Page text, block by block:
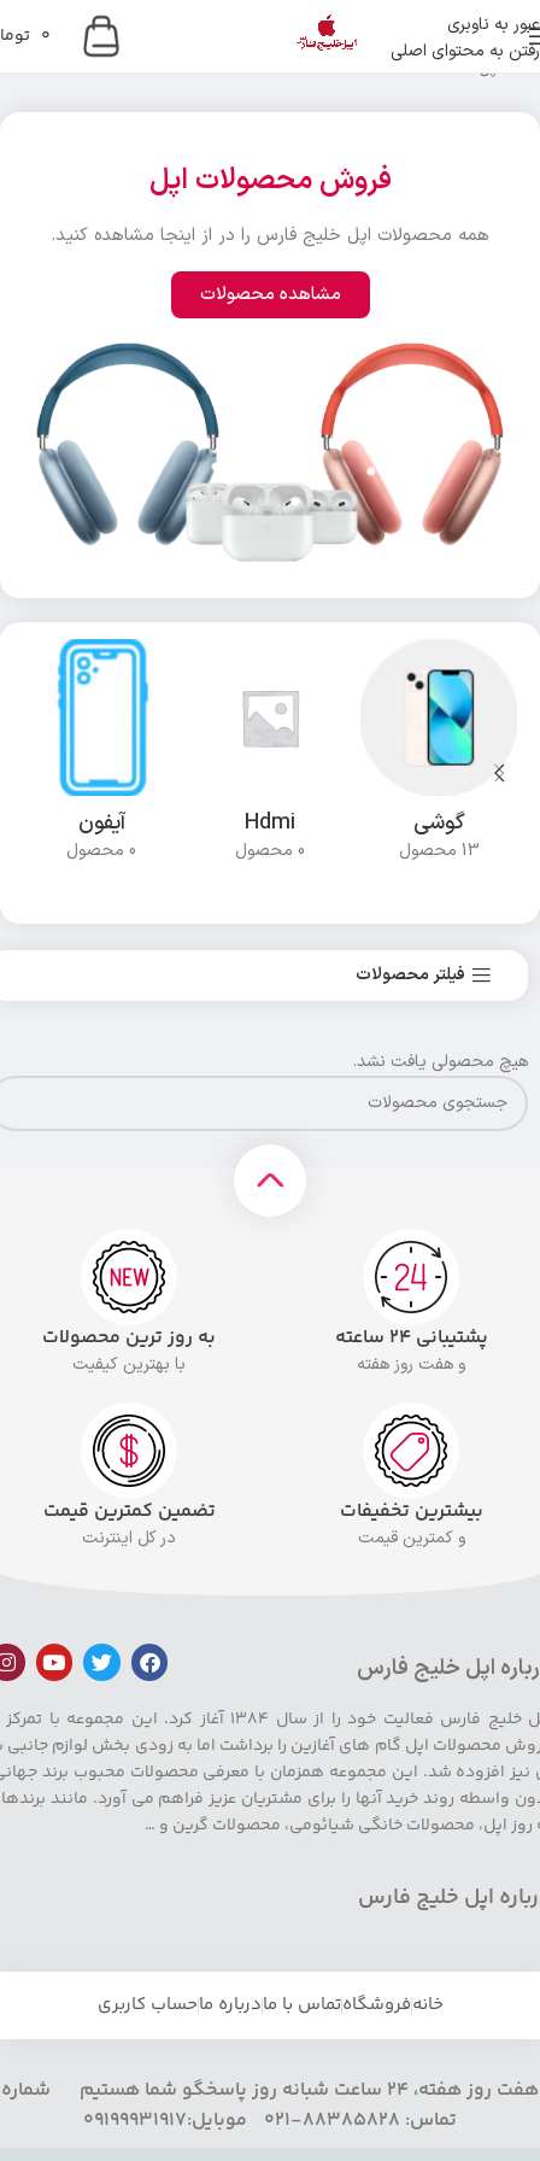
عبور به ناوبری
رفتن به محتوای اصلی
0
خانه اپل
فروش محصولات اپل
همه محصولات اپل خلیج فارس را در از اینجا مشاهده کنید.
مشاهده محصولات
گوشی
13 محصول
Hdmi
0 محصول
آیفون
0 محصول
فیلتر محصولات
هیچ محصولی یافت نشد.
پشتیبانی ۲۴ ساعته
و هفت روز هفته
به روز ترین محصولات
با بهترین کیفیت
بیشترین تخفیفات
و کمترین قیمت
تضمین کمترین قیمت
در کل اینترنت
اپل خلیج فارس
اپل خلیج فارس فعالیت خود را از سال ۱۳۸۴ آغاز کرد. این مجموعه با
محصولات اپل گام های آغازین را برداشت اما به زودی بخش لوازم جانبی
نیز افزوده شد. این مجموعه همزمان با معرفی محصولات محبوب برند
واسطه روند خرید آنها را برای مشتریان عزیز فراهم می آورد. مانند
روز اپل، محصولات خانگی شیائومی، محصولات گرین و …
اپل خلیج فارس
خانهفروشگاهتماس با مادرباره ماحساب کاربری
هفت روز هفته، 24 ساعت شبانه روز پاسخگو شما هستیم شماره
تماس: 88385828-021 موبایل:09199931917